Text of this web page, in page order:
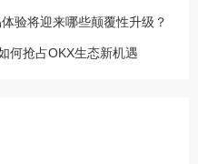
验将迎来哪些颠覆性升级？
何抢占OKX生态新机遇